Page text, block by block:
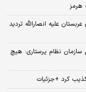
هرمز
علیه انصارالله تردید
نظام پرستاری: هیچ
کرد +جزئیات